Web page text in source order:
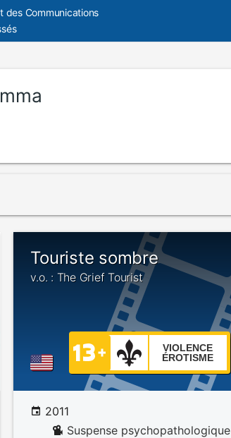
des Communications
Touriste sombre
v.o. : The Grief Tourist
VIOLENCE
ÉROTISME
2011
Suspense psychopathologique